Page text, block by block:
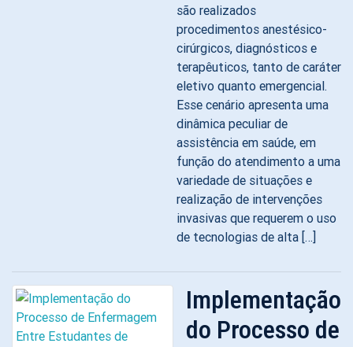
são realizados
procedimentos anestésico-
cirúrgicos, diagnósticos e
terapêuticos, tanto de caráter
eletivo quanto emergencial.
Esse cenário apresenta uma
dinâmica peculiar de
assistência em saúde, em
função do atendimento a uma
variedade de situações e
realização de intervenções
invasivas que requerem o uso
de tecnologias de alta […]
Implementação
do Processo de